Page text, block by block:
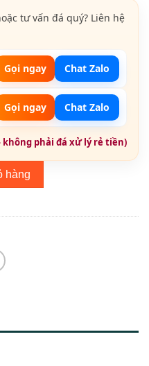
tư vấn đá quý? Liên hệ
Gọi ngay Chat Zalo
Gọi ngay Chat Zalo
phải đá xử lý rẻ tiền)
hàng